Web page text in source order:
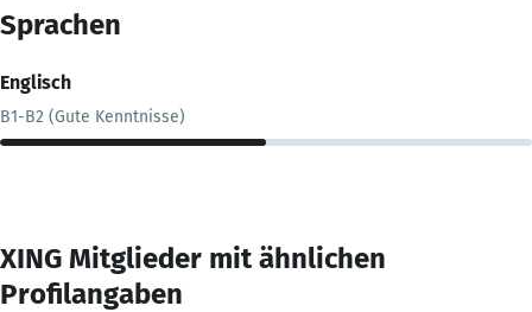
Sprachen
Englisch
B1-B2 (Gute Kenntnisse)
XING Mitglieder mit ähnlichen
Profilangaben